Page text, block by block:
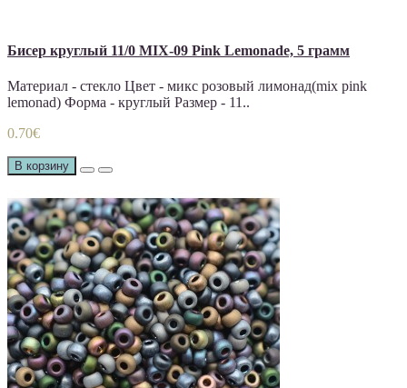
Бисер круглый 11/0 MIX-09 Pink Lemonade, 5 грамм
Материал - стекло Цвет - микс розовый лимонад(mix pink
lemonad) Форма - круглый Размер - 11..
0.70€
В корзину